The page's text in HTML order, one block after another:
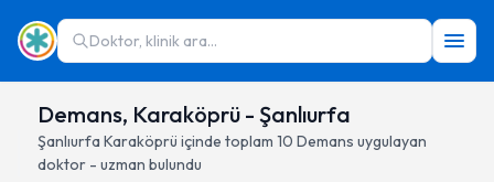
Doktor, klinik ara...
Demans, Karaköprü - Şanlıurfa
Şanlıurfa Karaköprü içinde toplam 10 Demans uygulayan
doktor - uzman bulundu